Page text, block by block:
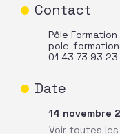
Contact
Pôle Formation
pole-
01 43 73 93 23
Date
14 novembre